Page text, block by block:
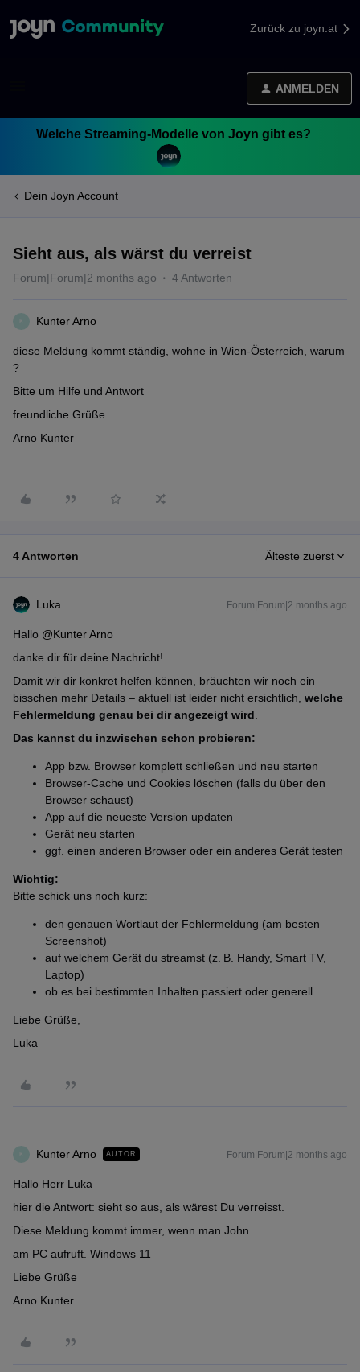
Zurück zu joyn.at
ANMELDEN
Welche Streaming-Modelle von Joyn gibt es?
Dein Joyn Account
Sieht aus, als wärst du verreist
Forum|Forum|2 months ago 4 Antworten
K Kunter Arno
diese Meldung kommt ständig, wohne in Wien-Österreich, warum
?
Bitte um Hilfe und Antwort
freundliche Grüße
Arno Kunter
4 Antworten Älteste zuerst
Luka Forum|Forum|2 months ago
Hallo ​ @Kunter Arno
danke dir für deine Nachricht!
Damit wir dir konkret helfen können, bräuchten wir noch ein
bisschen mehr Details – aktuell ist leider nicht ersichtlich, welche
Fehlermeldung genau bei dir angezeigt wird
Das kannst du inzwischen schon probieren:
App bzw. Browser komplett schließen und neu starten
Browser-Cache und Cookies löschen (falls du über den
Browser schaust)
App auf die neueste Version updaten
Gerät neu starten
ggf. einen anderen Browser oder ein anderes Gerät testen
Wichtig:
Bitte schick uns noch kurz:
den genauen Wortlaut der Fehlermeldung (am besten
Screenshot)
auf welchem Gerät du streamst (z. B. Handy, Smart TV,
Laptop)
ob es bei bestimmten Inhalten passiert oder generell
Liebe Grüße,
Luka
K Kunter Arno AUTOR Forum|Forum|2 months ago
Hallo Herr Luka
hier die Antwort: sieht so aus, als wärest Du verreisst.
Diese Meldung kommt immer, wenn man John
am PC aufruft. Windows 11
Liebe Grüße
Arno Kunter